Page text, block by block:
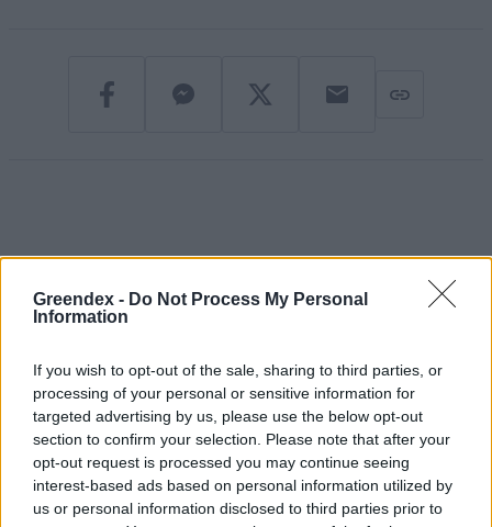
Greendex - Do Not Process My Personal
Information
If you wish to opt-out of the sale, sharing to third parties, or
processing of your personal or sensitive information for
targeted advertising by us, please use the below opt-out
section to confirm your selection. Please note that after your
opt-out request is processed you may continue seeing
interest-based ads based on personal information utilized by
us or personal information disclosed to third parties prior to
Pár éven belül szivacsvárosokká
kellene alakítanunk a
PODCAST 2 perc
Negatív vízállások, vízkorlátozások:
miképp takarékoskodhatsz a vízzel?
5 perc